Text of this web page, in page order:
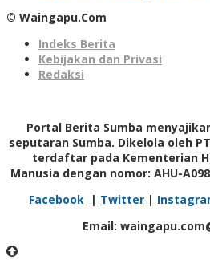
© Waingapu.Com
Indeks Berita
Kebijakan dan Privasi
Redaksi
Portal Berita Sumba
seputaran Sumba. Dikelola oleh
terdaftar pada Kementerian
Manusia dengan nomor: AHU-
Facebook | Twitter |
Email: